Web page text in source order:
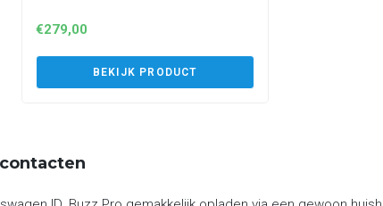
€279,00
BEKIJK PRODUCT